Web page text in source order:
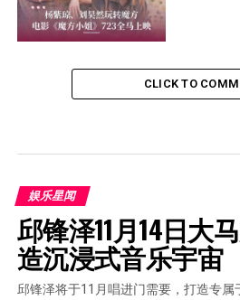
CLICK TO
娱乐星闻
邱锋泽11月14日大
造沉浸式音乐宇宙
邱锋泽将于11月唱进门需要，打造专